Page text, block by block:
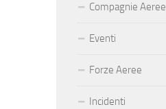
Compagnie Aeree
Eventi
Forze Aeree
Incidenti